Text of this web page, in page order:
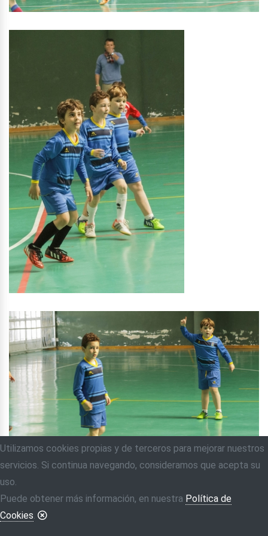
Utilizamos cookies propias y de terceros para mejorar nuestros
servicios. Si continua navegando, consideramos que acepta su
uso.
Puede obtener más información, en nuestra Política de
Cookies.